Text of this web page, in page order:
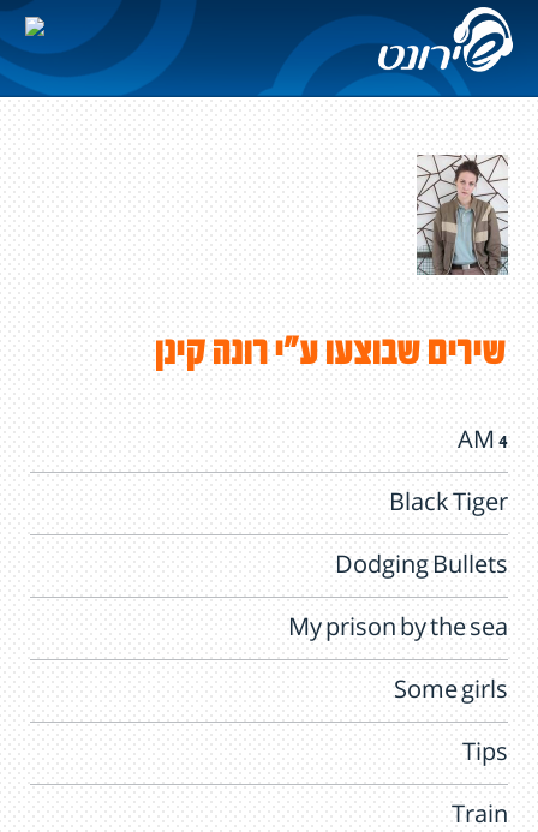
שירים שבוצעו ע"י רונה קינן
4 AM
Black Tiger
Dodging Bullets
My prison by the sea
Some girls
Tips
Train